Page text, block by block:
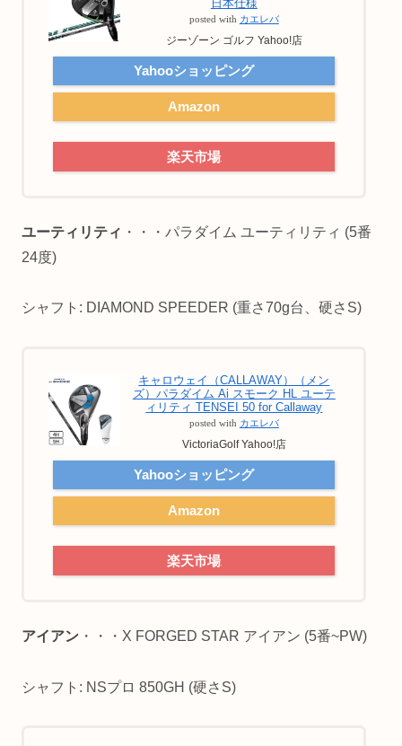
日本仕様
posted with カエレバ
ジーゾーン ゴルフ Yahoo!店
Yahooショッピング
Amazon
楽天市場
ユーティリティ ・・・パラダイム ユーティリティ (5番
24度)
シャフト: DIAMOND SPEEDER (重さ70g台、硬さS)
キャロウェイ（CALLAWAY）（メン
ズ）パラダイム Ai スモーク HL ユーテ
ィリティ TENSEI 50 for Callaway
posted with カエレバ
VictoriaGolf Yahoo!店
Yahooショッピング
Amazon
楽天市場
アイアン ・・・X FORGED STAR アイアン (5番~PW)
シャフト: NSプロ 850GH (硬さS)